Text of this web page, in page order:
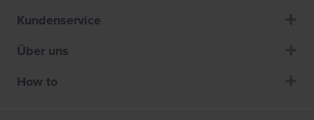
Kundenservice
Über uns
How to